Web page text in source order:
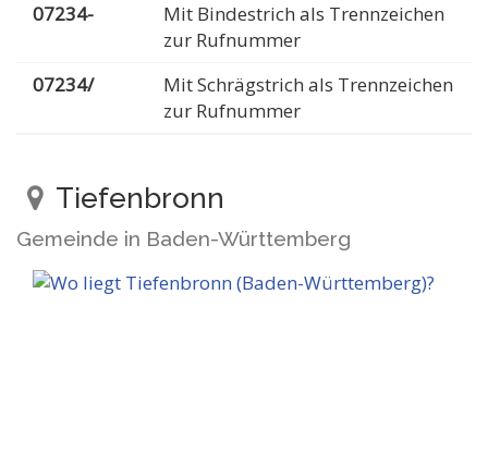
07234-
Mit Bindestrich als Trennzeichen
zur Rufnummer
07234/
Mit Schrägstrich als Trennzeichen
zur Rufnummer
Tiefenbronn
Gemeinde in Baden-Württemberg